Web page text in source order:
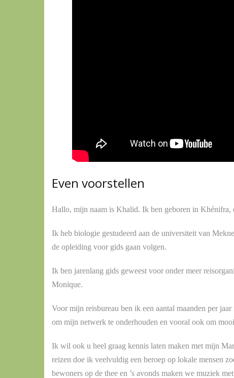
Even voorstellen
Hallo, mijn naam is Khalid. Ik ben geboren in
Ik heb biologie gestudeerd aan de universiteit van
de opleiding voor gids gaan volgen.
Ik ben jarenlang gids geweest voor onder meer
Monique.
Voor mijn reisbureau ben ik een aantal maanden per
om mijn netwerk te onderhouden en vooral ook om
Ik wil ook u heel graag kennis laten maken met mijn
reizen doe ik veelvuldig een beroep op lokale mensen
bewoners op de thee en ’s avonds maken we muziek